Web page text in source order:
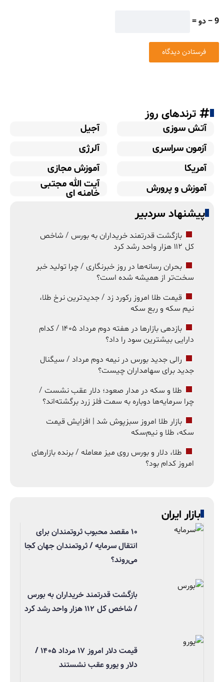
9 − دو =
ترندهای روز
آتش سوزی
آجیل
آزمون سراسری
آلرژی
آمریکا
آموزش مجازی
آموزش و پرورش
آیت الله مجتبی
خامنه ای
پیشنهاد سردبیر
بازگشت قدرتمند خریداران به بورس / شاخص
کل ۱۱۲ هزار واحد رشد کرد
بحران رسانه‌ها در روز خبرنگاری / چرا تولید خبر
سخت‌تر از همیشه شده است؟
قیمت طلا امروز رکورد زد / جدیدترین نرخ طلا،
نیم سکه و ربع سکه
بازدهی بازارها در هفته دوم مرداد ۱۴۰۵ / کدام
دارایی بیشترین سود را داد؟
رالی جدید بورس در نیمه دوم مرداد / سیگنال
جدید برای سهامداران چیست؟
طلا و سکه در مدار صعود؛ دلار عقب نشست /
چرا سرمایه‌ها دوباره به سمت فلز زرد برگشته‌اند؟
بازار طلا امروز سبزپوش شد | افزایش قیمت
سکه، طلا و نیم‌سکه
طلا، دلار و بورس روی میز معامله / برنده بازارهای
امروز کدام بود؟
بازار ایران
۱۰ مقصد محبوب ثروتمندان برای
انتقال سرمایه / ثروتمندان جهان کجا
می‌روند؟
بازگشت قدرتمند خریداران به بورس
/ شاخص کل ۱۱۲ هزار واحد رشد کرد
قیمت دلار امروز ۱۷ مرداد ۱۴۰۵ /
دلار و یورو عقب نشستند